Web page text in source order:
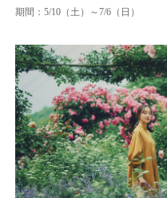
期間：5/10（土）～7/6（日）